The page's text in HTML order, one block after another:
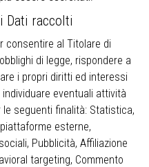
Dati raccolti
consentire al Titolare di
di legge, rispondere a
i propri diritti ed interessi
eventuali attività
seguenti finalità: Statistica,
esterne,
Pubblicità, Affiliazione
targeting, Commento